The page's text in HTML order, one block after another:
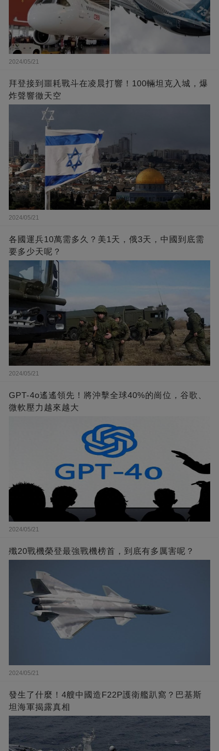
2024/05/21
拜登接到噩耗戰斗在凌晨打響！100輛坦克入城，爆
炸聲響徹天空
2024/05/21
各國運兵10萬需多久？美1天，俄3天，中國到底需
要多少天呢？
2024/05/21
GPT-4o遙遙領先！將沖擊全球40%的崗位，谷歌、
微軟壓力越來越大
2024/05/21
殲20戰機榮登最強戰機榜首，到底有多厲害呢？
2024/05/21
發生了什麼！4艘中國造F22P護衛艦趴窩？巴基斯
坦海軍揭露真相